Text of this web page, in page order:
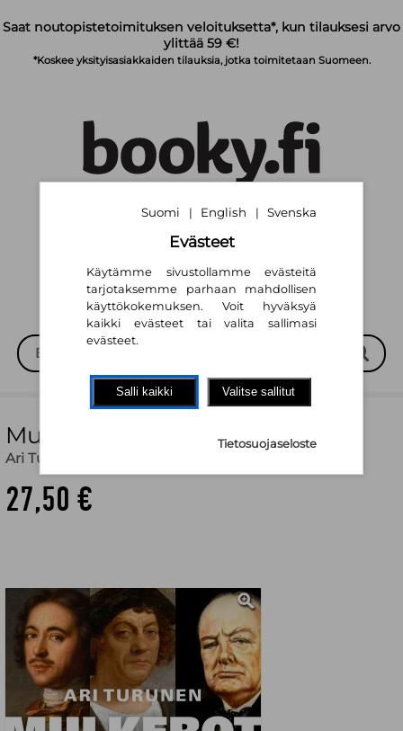
Saat noutopistetoimituksen veloituksetta*, kun tilauksesi arvo
ylittää 59 €!
*Koskee yksityisasiakkaiden tilauksia, jotka toimitetaan Suomeen.
Suomi | English | Svenska
Mulkerot palaavat
Ari Turunen
27,50 €
Suomi | English | Svenska
Evästeet
Käytämme sivustollamme evästeitä
tarjotaksemme parhaan mahdollisen
käyttökokemuksen. Voit hyväksyä
kaikki evästeet tai valita sallimasi
evästeet.
Salli kaikki Valitse sallitut
Tietosuojaseloste